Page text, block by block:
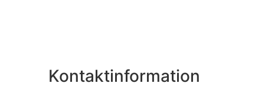
Kontaktinformation